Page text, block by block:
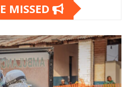
MISSED